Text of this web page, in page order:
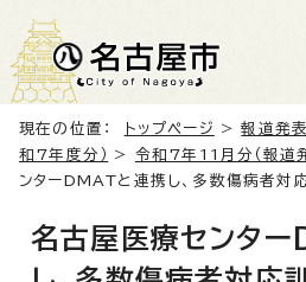
現在の位置： トップページ >報道発
和7年度分）
> 令和7年11月分（報道
ンターDMATと連携し、多数傷病者対
名古屋医療センタ